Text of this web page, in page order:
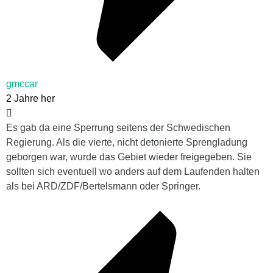
gmccar
2 Jahre her
Es gab da eine Sperrung seitens der Schwedischen
Regierung. Als die vierte, nicht detonierte Sprengladung
geborgen war, wurde das Gebiet wieder freigegeben. Sie
sollten sich eventuell wo anders auf dem Laufenden halten
als bei ARD/ZDF/Bertelsmann oder Springer.